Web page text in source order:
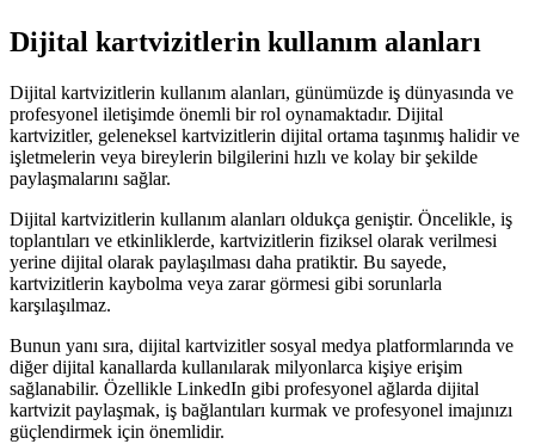
Dijital kartvizitlerin kullanım alanları
Dijital kartvizitlerin kullanım alanları, günümüzde iş dünyasında ve
profesyonel iletişimde önemli bir rol oynamaktadır. Dijital
kartvizitler, geleneksel kartvizitlerin dijital ortama taşınmış halidir ve
işletmelerin veya bireylerin bilgilerini hızlı ve kolay bir şekilde
paylaşmalarını sağlar.
Dijital kartvizitlerin kullanım alanları oldukça geniştir. Öncelikle, iş
toplantıları ve etkinliklerde, kartvizitlerin fiziksel olarak verilmesi
yerine dijital olarak paylaşılması daha pratiktir. Bu sayede,
kartvizitlerin kaybolma veya zarar görmesi gibi sorunlarla
karşılaşılmaz.
Bunun yanı sıra, dijital kartvizitler sosyal medya platformlarında ve
diğer dijital kanallarda kullanılarak milyonlarca kişiye erişim
sağlanabilir. Özellikle LinkedIn gibi profesyonel ağlarda dijital
kartvizit paylaşmak, iş bağlantıları kurmak ve profesyonel imajınızı
güçlendirmek için önemlidir.